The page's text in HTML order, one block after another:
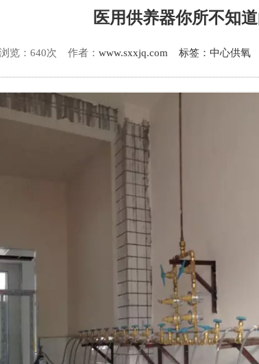
医用供养器你所不知
浏览：640次 作者： www.sxxjq.com 标签：中心供氧